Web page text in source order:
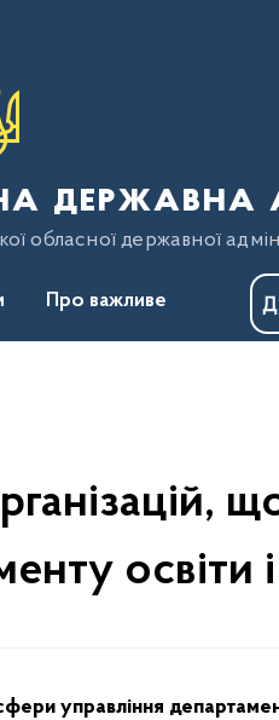
державна
обласної державної
Про важливе
освіти
управління